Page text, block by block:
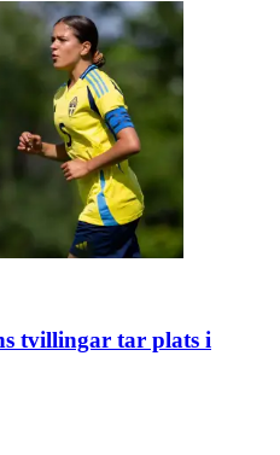
tvillingar tar plats i